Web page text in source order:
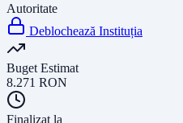
Autoritate
Deblochează Instituția
Buget Estimat
8.271 RON
Finalizat la